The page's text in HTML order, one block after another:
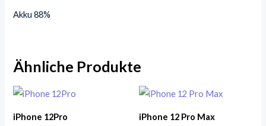
Akku 88%
Ähnliche Produkte
iPhone 12Pro iPhone 12 Pro Max